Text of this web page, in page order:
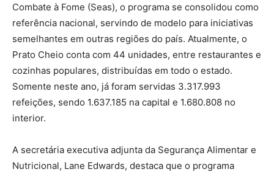
Combate à Fome (Seas), o programa se consolidou como
referência nacional, servindo de modelo para iniciativas
semelhantes em outras regiões do país. Atualmente, o
Prato Cheio conta com 44 unidades, entre restaurantes e
cozinhas populares, distribuídas em todo o estado.
Somente neste ano, já foram servidas 3.317.993
refeições, sendo 1.637.185 na capital e 1.680.808 no
interior.
A secretária executiva adjunta da Segurança Alimentar e
Nutricional, Lane Edwards, destaca que o programa